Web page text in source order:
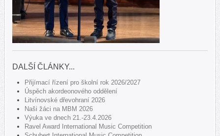
DALŠÍ ČLÁNKY...
Přijímací řízení pro školní rok 2026/2027
Úspěch akordeonového oddělení
Litvínovské dřevohraní 2026
Naši žáci na MBM 2026
Výuka ve dnech 21.-23.4.2026
Ravel Award International Music Competition